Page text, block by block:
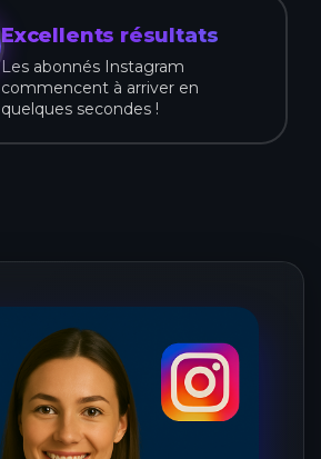
Excellents résultats
Les abonnés Instagram
commencent à arriver en
quelques secondes !